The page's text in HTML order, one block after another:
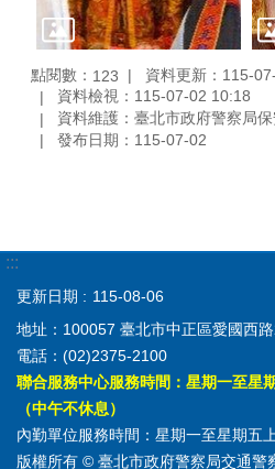
點閱數： 123
資料更新：115-
資料檢視：115-07-02 10:18
資料維護：臺北市政府警察局
發布日期：115-07-02
:::
更新日期
115-08-06
地址：100057 臺北市中正區愛國西
電話：(02)2375-2100
聯合服務中心服務時間：星期一至星
（中午不休息）
內勤單位服務時間：星期一至星期五
版權所有 © 臺北市政府警察局交通